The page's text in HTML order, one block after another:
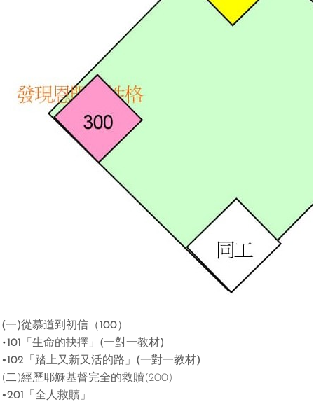
(一)從慕道到初信 （100）
•101「生命的抉擇」(一對一教材)
•102「踏上又新又活的路」(一對一教材)
(二)經歷耶穌基督完全的救贖(200)
•201「全人救贖 」